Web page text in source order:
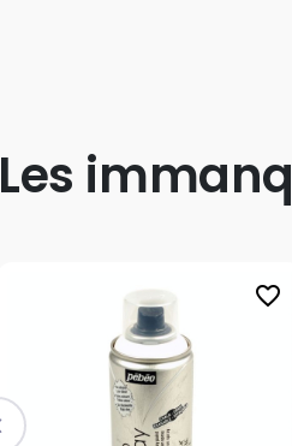
Les
favorite_border